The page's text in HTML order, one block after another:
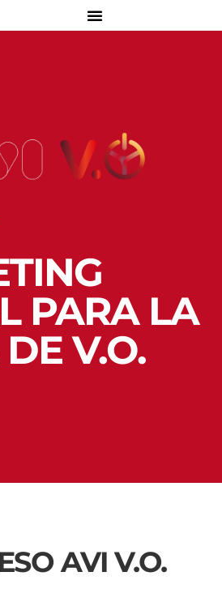
PARA LA
V.O.
AVI V.O.